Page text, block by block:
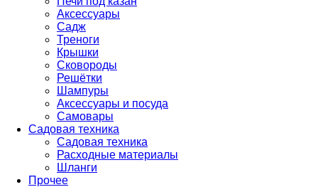
Аксессуары
Садж
Треноги
Крышки
Сковороды
Решётки
Шампуры
Аксессуары и посуда
Самовары
Садовая техника
Садовая техника
Расходные материалы
Шланги
Прочее